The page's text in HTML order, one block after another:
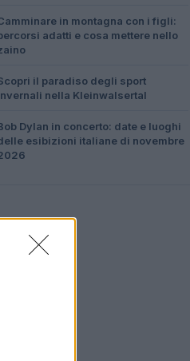
in montagna con i figli:
adatti e cosa mettere nello
il paradiso degli sport
nella Kleinwalsertal
Dylan in concerto: date e luoghi
esibizioni italiane di novembre